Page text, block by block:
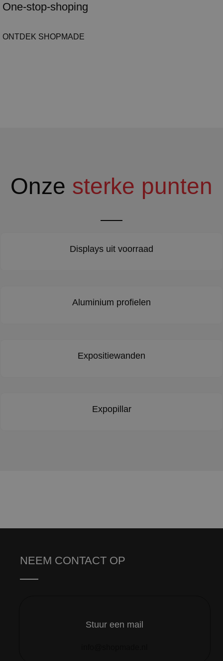
One-stop-shoping
ONTDEK SHOPMADE
Onze sterke punten
Displays uit voorraad
Aluminium profielen
Expositiewanden
Expopillar
NEEM CONTACT OP
Stuur een mail